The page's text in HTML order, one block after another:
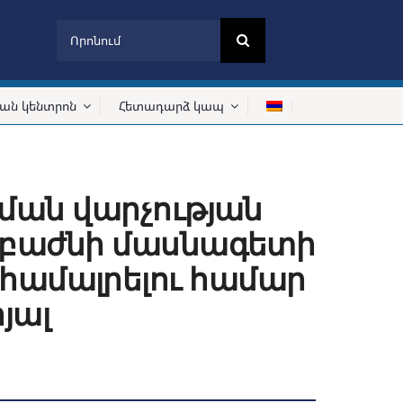
կենտրոն Հետադարձ կապ
վարչության
մասնագետի
համար